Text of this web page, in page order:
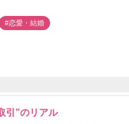
#恋愛・結婚
引”のリアル